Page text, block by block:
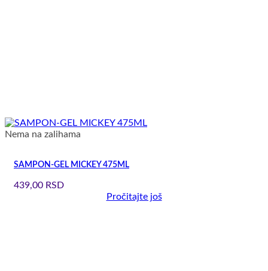
Nema na zalihama
SAMPON-GEL MICKEY 475ML
439,00 RSD
Pročitajte još